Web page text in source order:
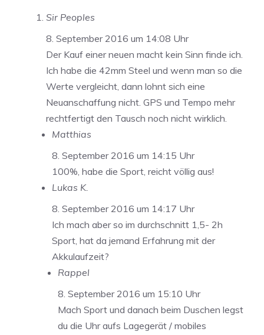
Sir Peoples
8. September 2016 um 14:08 Uhr
Der Kauf einer neuen macht kein Sinn finde ich.
Ich habe die 42mm Steel und wenn man so die
Werte vergleicht, dann lohnt sich eine
Neuanschaffung nicht. GPS und Tempo mehr
rechtfertigt den Tausch noch nicht wirklich.
Matthias
8. September 2016 um 14:15 Uhr
100%, habe die Sport, reicht völlig aus!
Lukas K.
8. September 2016 um 14:17 Uhr
Ich mach aber so im durchschnitt 1,5- 2h
Sport, hat da jemand Erfahrung mit der
Akkulaufzeit?
Rappel
8. September 2016 um 15:10 Uhr
Mach Sport und danach beim Duschen legst
du die Uhr aufs Lagegerät / mobiles